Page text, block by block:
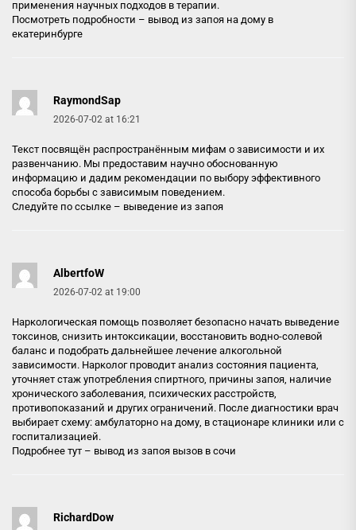
применения научных подходов в терапии.
Посмотреть подробности – вывод из запоя на дому в
екатеринбурге
RaymondSap
2026-07-02 at 16:21
Текст посвящён распространённым мифам о зависимости и их
развенчанию. Мы предоставим научно обоснованную
информацию и дадим рекомендации по выбору эффективного
способа борьбы с зависимым поведением.
Следуйте по ссылке – выведение из запоя
AlbertfoW
2026-07-02 at 19:00
Наркологическая помощь позволяет безопасно начать выведение
токсинов, снизить интоксикации, восстановить водно-солевой
баланс и подобрать дальнейшее лечение алкогольной
зависимости. Нарколог проводит анализ состояния пациента,
уточняет стаж употребления спиртного, причины запоя, наличие
хронического заболевания, психических расстройств,
противопоказаний и других ограничений. После диагностики врач
выбирает схему: амбулаторно на дому, в стационаре клиники или с
госпитализацией.
Подробнее тут – вывод из запоя вызов в сочи
RichardDow